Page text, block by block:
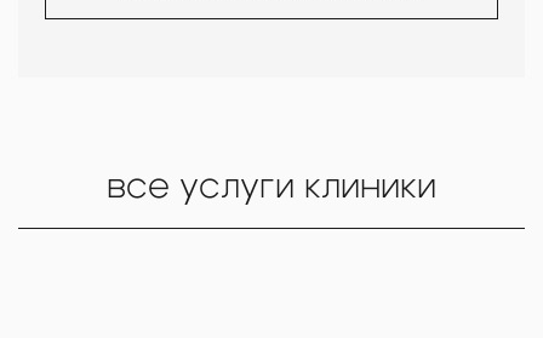
все услуги клиники